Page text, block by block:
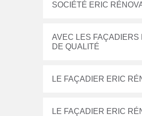
SOCIÉTÉ ERIC
AVEC LES FAÇADIERS
DE QUALITÉ
LE FAÇADIER ERIC
LE FAÇADIER ERIC